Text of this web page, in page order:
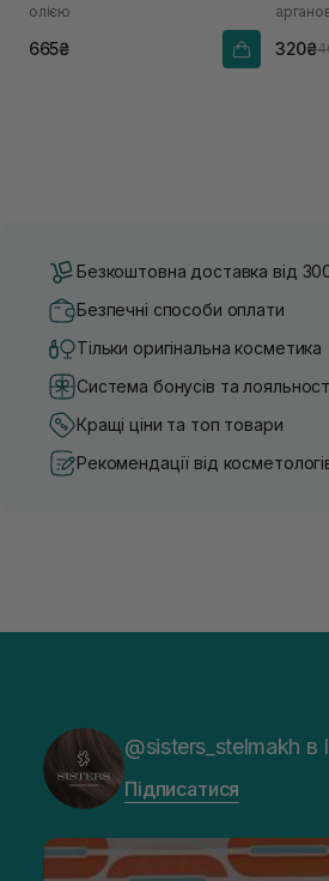
олією
665₴ 320₴
Безкоштовна доставка від
Безпечні способи оплати
Тільки оригінальна косметика
Система бонусів та
Кращі ціни та топ товари
Рекомендації від
@sisters_stelmakh в
Підписатися